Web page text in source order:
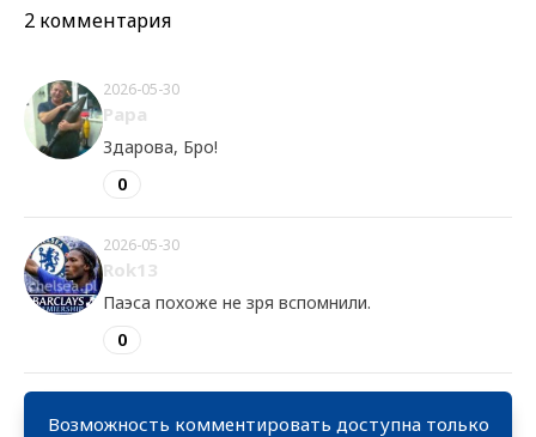
2 комментария
2026-05-30
Papa
Здарова, Бро!
0
2026-05-30
Rok13
Паэса похоже не зря вспомнили.
0
Возможность комментировать доступна только